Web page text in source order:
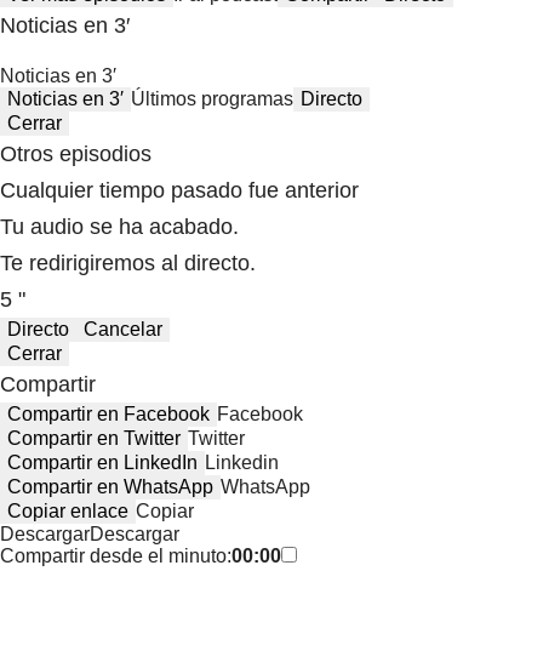
Noticias en 3′
Noticias en 3′
Noticias en 3′ Últimos programas Directo
Cerrar
Otros episodios
Cualquier tiempo pasado fue anterior
Tu audio se ha acabado.
Te redirigiremos al directo.
5 "
Directo
Cancelar
Cerrar
Compartir
Compartir en Facebook Facebook
Compartir en Twitter Twitter
Compartir en LinkedIn Linkedin
Compartir en WhatsApp WhatsApp
Copiar enlace Copiar
DescargarDescargar
Compartir desde el minuto:00:00